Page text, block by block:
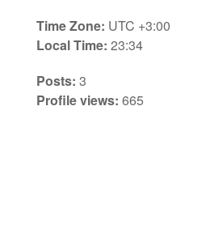
Time Zone: UTC +3:00
Local Time: 23:34
Posts: 3
Profile views: 665